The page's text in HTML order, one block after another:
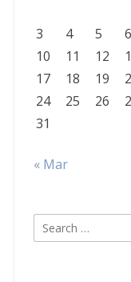
3
4 5 6
10
11 12
17
18 19
24
25 26
31
« Mar
Search
for: